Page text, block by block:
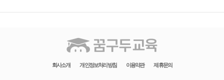
회사소개 개인정보처리방침 이용약관 제휴문의